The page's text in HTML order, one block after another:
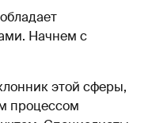
Начнем с
этой сферы,
процессом